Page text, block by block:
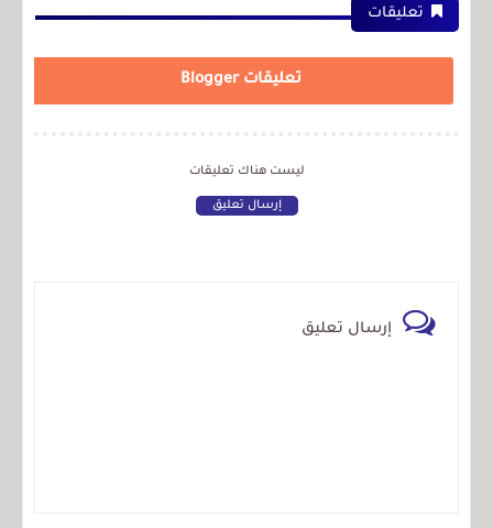
تعليقات
تعليقات Blogger
ليست هناك تعليقات
إرسال تعليق
إرسال تعليق